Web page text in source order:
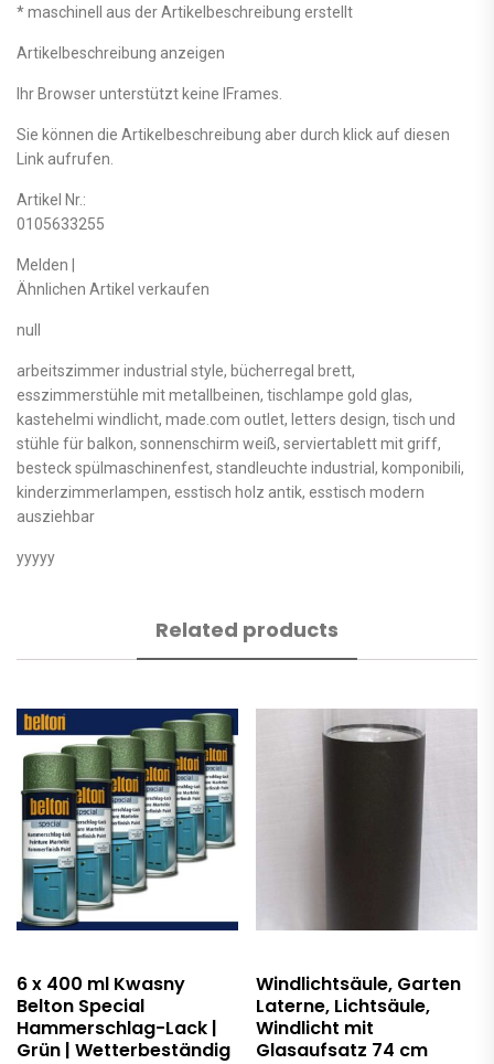
* maschinell aus der Artikelbeschreibung erstellt
Artikelbeschreibung anzeigen
Ihr Browser unterstützt keine IFrames.
Sie können die Artikelbeschreibung aber durch klick auf diesen
Link aufrufen.
Artikel Nr.:
0105633255
Melden |
Ähnlichen Artikel verkaufen
null
arbeitszimmer industrial style, bücherregal brett,
esszimmerstühle mit metallbeinen, tischlampe gold glas,
kastehelmi windlicht, made.com outlet, letters design, tisch und
stühle für balkon, sonnenschirm weiß, serviertablett mit griff,
besteck spülmaschinenfest, standleuchte industrial, komponibili,
kinderzimmerlampen, esstisch holz antik, esstisch modern
ausziehbar
yyyyy
Related products
6 x 400 ml Kwasny
Belton Special
Hammerschlag-Lack |
Grün | Wetterbeständig
Windlichtsäule, Garten
Laterne, Lichtsäule,
Windlicht mit
Glasaufsatz 74 cm